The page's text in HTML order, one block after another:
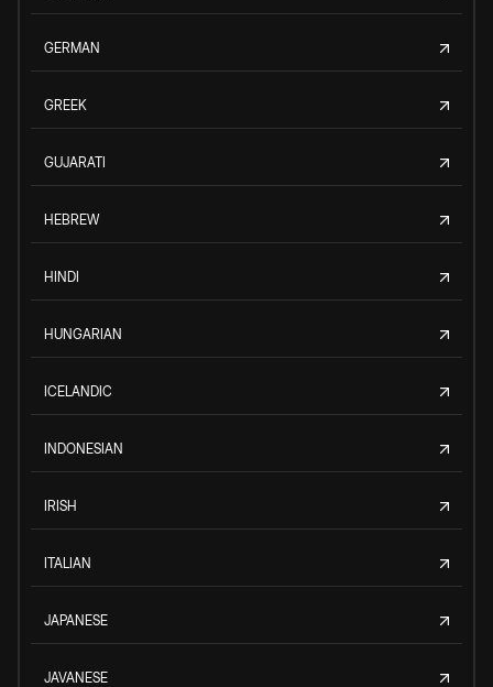
GERMAN
GREEK
GUJARATI
HEBREW
HINDI
HUNGARIAN
ICELANDIC
INDONESIAN
IRISH
ITALIAN
JAPANESE
JAVANESE